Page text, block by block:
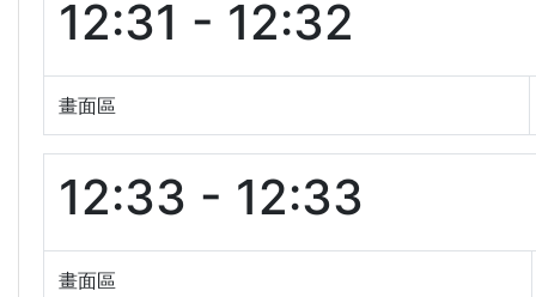
12:31 - 12:32
畫面區
12:33 - 12:33
畫面區